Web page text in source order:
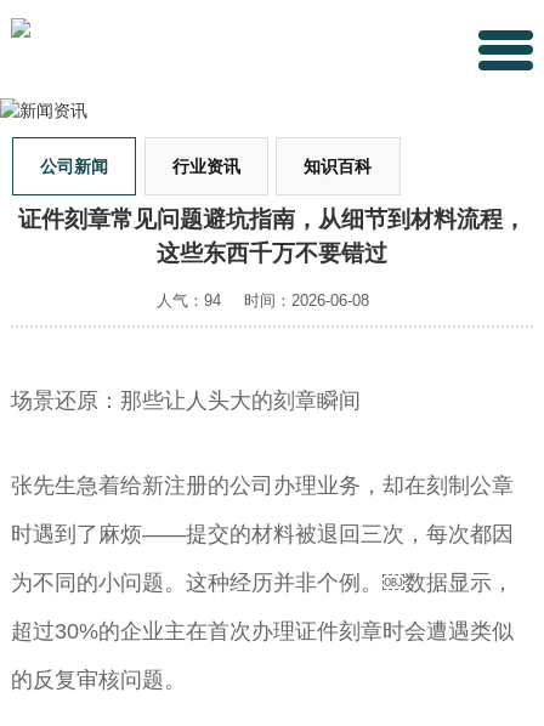
公司新闻 行业资讯 知识百科
证件刻章常见问题避坑指南，从细节到材料流程，
这些东西千万不要错过
人气：94 时间：2026-06-08
场景还原：那些让人头大的刻章瞬间
张先生急着给新注册的公司办理业务，却在刻制公章
时遇到了麻烦——提交的材料被退回三次，每次都因
为不同的小问题。这种经历并非个例。￼数据显示，
超过30%的企业主在首次办理证件刻章时会遭遇类似
的反复审核问题。